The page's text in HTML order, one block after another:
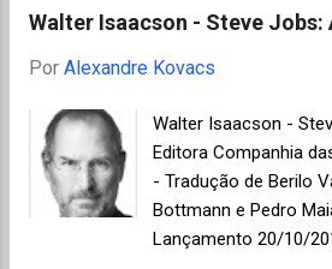
campeonato infantil na
World Photography
muito feliz ao mostrar
(cor das peças) o
primeiro plano e, ao
demonstra forte
determinação,
Walter Isaacson - Steve Jobs:
Por Alexandre Kovacs
Walter Isaacson -
Editora Companhia
- Tradução de Berilo
Bottmann e Pedro
Lançamento 20/10/